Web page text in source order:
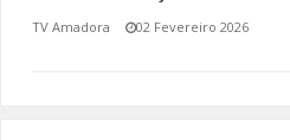
TV Amadora 02 Fevereiro 2026